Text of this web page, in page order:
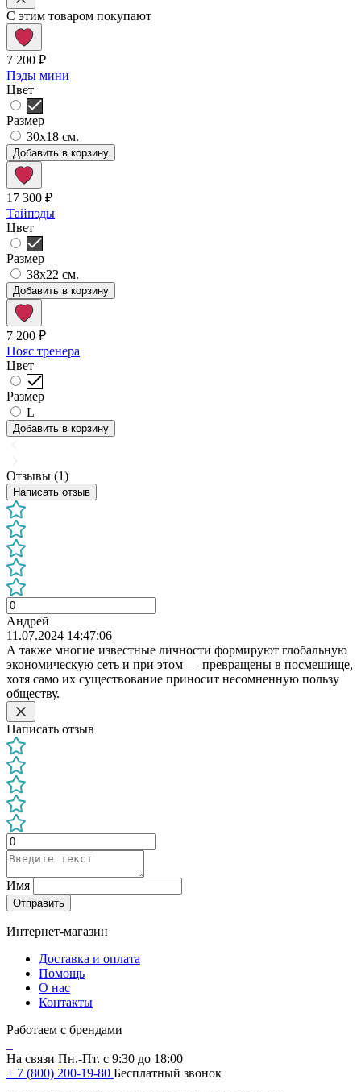
С этим товаром покупают
7 200 ₽
Пэды мини
Цвет
Размер
30х18 см.
Добавить в корзину
17 300 ₽
Тайпэды
Цвет
Размер
38x22 см.
Добавить в корзину
7 200 ₽
Пояс тренера
Цвет
Размер
L
Добавить в корзину
Отзывы (1)
Написать отзыв
Андрей
11.07.2024 14:47:06
А также многие известные личности формируют глобальную
экономическую сеть и при этом — превращены в посмешище,
хотя само их существование приносит несомненную пользу
обществу.
Написать отзыв
Имя
Отправить
Интернет-магазин
Доставка и оплата
Помощь
О нас
Контакты
Работаем с брендами
На связи Пн.-Пт. с 9:30 до 18:00
+ 7 (800) 200-19-80 Бесплатный звонок